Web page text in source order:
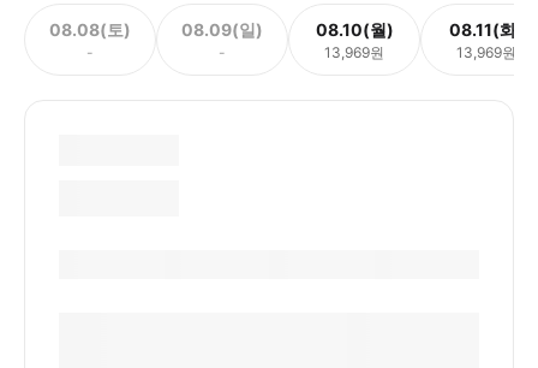
08.08(토)
-
08.09(일)
-
08.10(월)
13,969원
08.11(화)
13,969원